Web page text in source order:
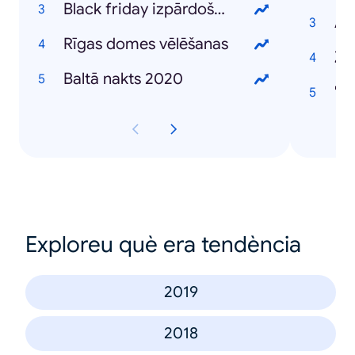
Black friday izpārdošana
Rīgas domes vēlēšanas
Baltā nakts 2020
Exploreu què era tendència
2019
2018